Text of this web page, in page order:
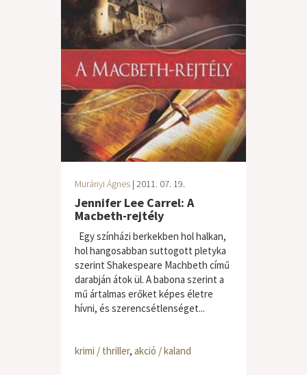
Murányi Ágnes | 2011. 07. 19.
Jennifer Lee Carrel: A
Macbeth-rejtély
Egy színházi berkekben hol halkan,
hol hangosabban suttogott pletyka
szerint Shakespeare Machbeth című
darabján átok ül. A babona szerint a
mű ártalmas erőket képes életre
hívni, és szerencsétlenséget...
krimi / thriller, akció / kaland